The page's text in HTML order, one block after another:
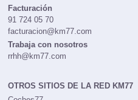
Facturación
91 724 05 70
facturacion@km77.com
Trabaja con nosotros
rrhh@km77.com
OTROS SITIOS DE LA RED KM77